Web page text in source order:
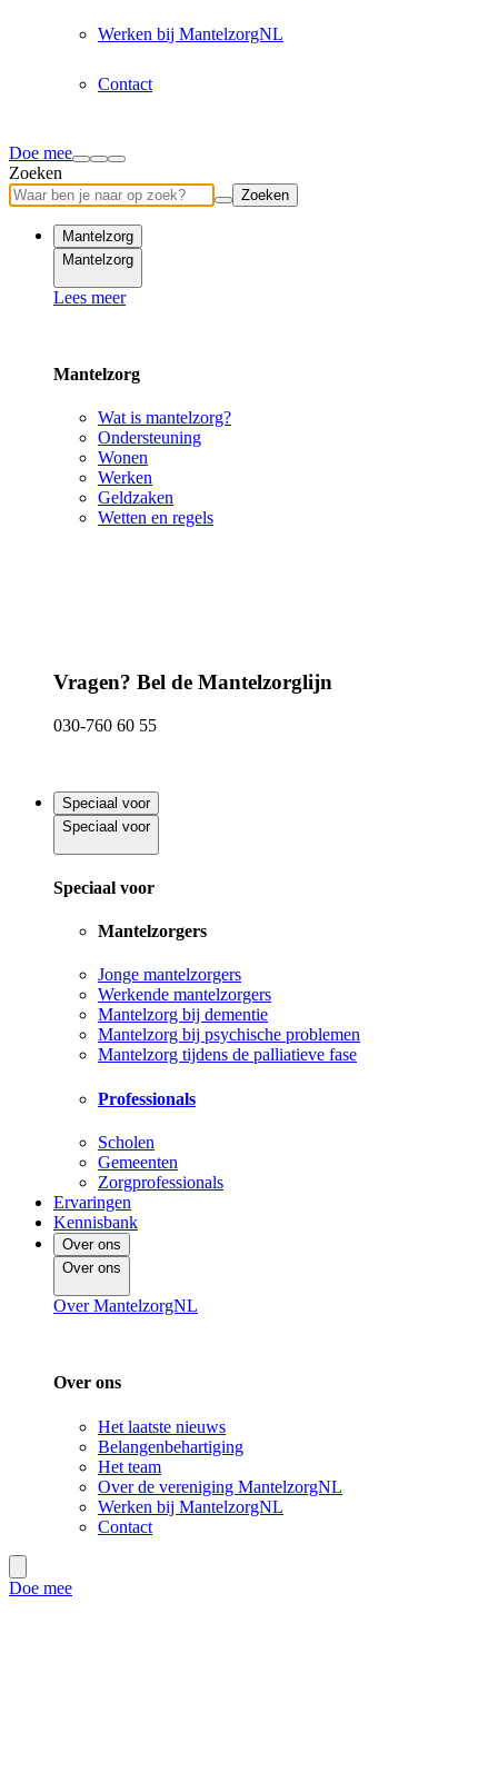
Werken bij MantelzorgNL
Contact
Doe mee
Zoeken
Zoeken
Mantelzorg
Mantelzorg
Lees meer
Mantelzorg
Wat is mantelzorg?
Ondersteuning
Wonen
Werken
Geldzaken
Wetten en regels
Vragen? Bel de Mantelzorglijn
030-760 60 55
Speciaal voor
Speciaal voor
Speciaal voor
Mantelzorgers
Jonge mantelzorgers
Werkende mantelzorgers
Mantelzorg bij dementie
Mantelzorg bij psychische problemen
Mantelzorg tijdens de palliatieve fase
Professionals
Scholen
Gemeenten
Zorgprofessionals
Ervaringen
Kennisbank
Over ons
Over ons
Over MantelzorgNL
Over ons
Het laatste nieuws
Belangenbehartiging
Het team
Over de vereniging MantelzorgNL
Werken bij MantelzorgNL
Contact
Doe mee